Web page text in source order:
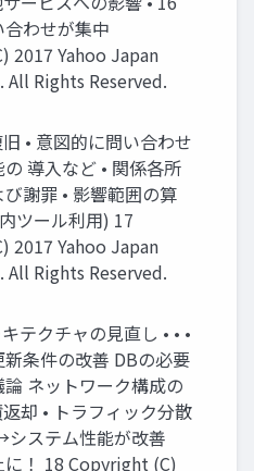
わせが集中
2017 Yahoo Japan
Rights Reserved.
• 意図的に問い合わせ
導入など • 関係各所
謝罪 • 影響範囲の算
ツール利用) 17
2017 Yahoo Japan
Rights Reserved.
テクチャの見直し • • •
条件の改善 DBの必要
ネットワーク構成の
却 • トラフィック分散
ステム性能が改善
に！ 18 Copyright (C)